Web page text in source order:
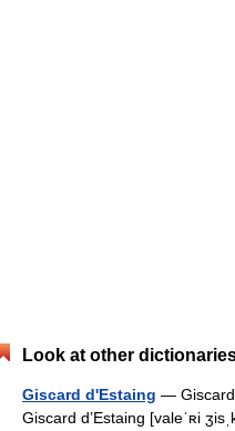
Look at other
Giscard d'Estaing — Giscard
Giscard d’Estaing [valeˈʀi